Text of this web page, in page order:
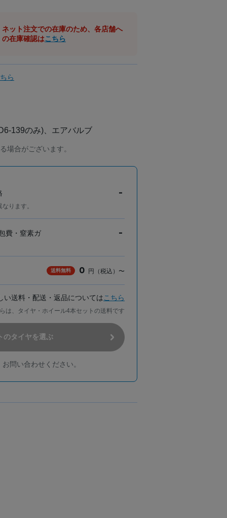
ネット注文での在庫のため、各店舗へ
の在庫確認はこちら
ら
139のみ)、エアバルブ
場合がございます。
ります。
-
費・窒素ガ
-
送料無料 0 円（税込）〜
い送料・配送・返品については こちら
は、タイヤ・ホイール4本セットの送料です
のタイヤを選ぶ
問い合わせください。